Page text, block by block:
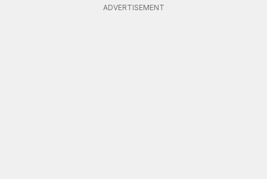
ADVERTISEMENT